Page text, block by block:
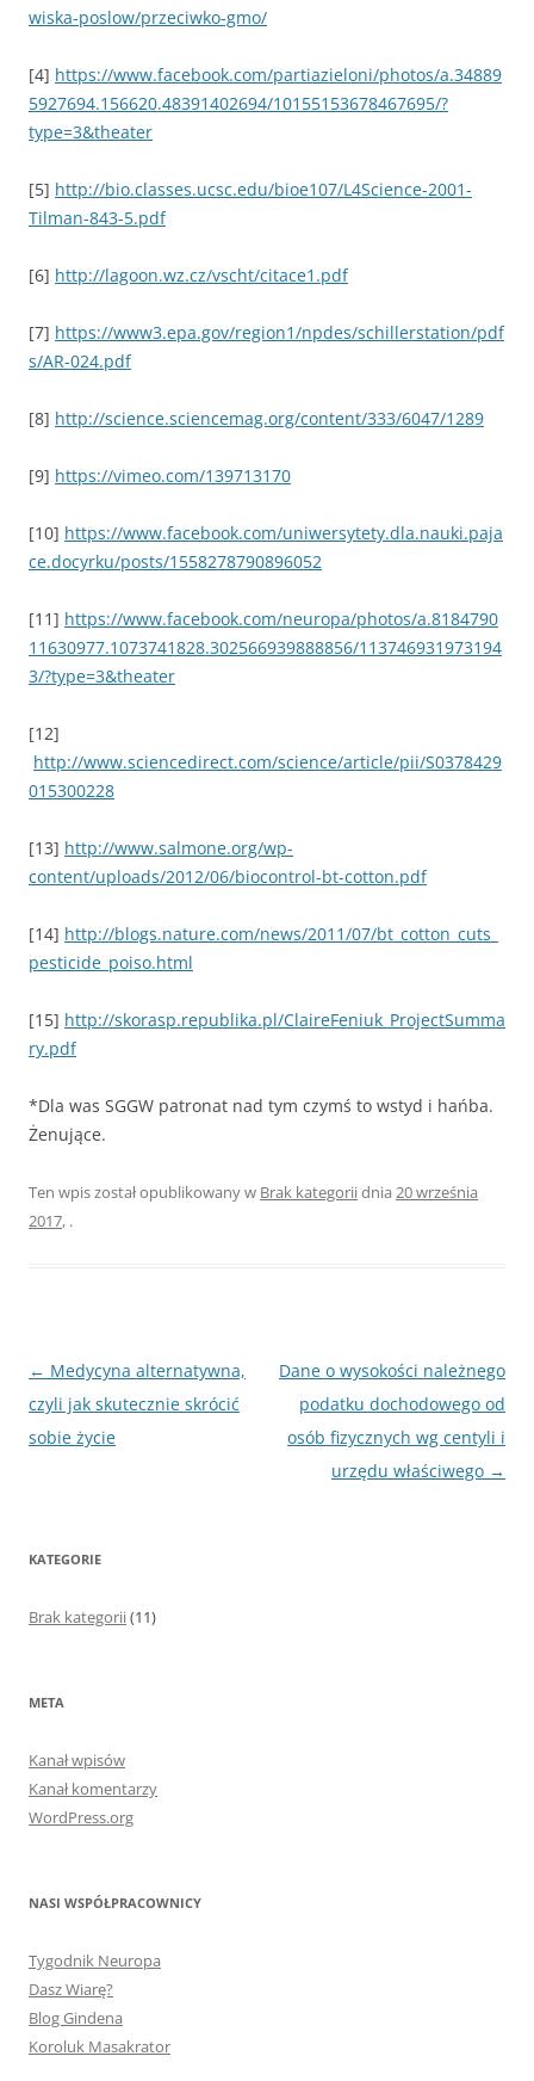
wiska-poslow/przeciwko-gmo/
[4] https://www.facebook.com/partiazieloni/photos/a.34889
5927694.156620.48391402694/10155153678467695/?
type=3&theater
[5] http://bio.classes.ucsc.edu/bioe107/L4Science-2001-
Tilman-843-5.pdf
[6] http://lagoon.wz.cz/vscht/citace1.pdf
[7] https://www3.epa.gov/region1/npdes/schillerstation/pdf
s/AR-024.pdf
[8] http://science.sciencemag.org/content/333/6047/1289
[9] https://vimeo.com/139713170
[10] https://www.facebook.com/uniwersytety.dla.nauki.paja
ce.docyrku/posts/1558278790896052
[11] https://www.facebook.com/neuropa/photos/a.8184790
11630977.1073741828.302566939888856/113746931973194
3/?type=3&theater
[12]
http://www.sciencedirect.com/science/article/pii/S0378429
015300228
[13] http://www.salmone.org/wp-
content/uploads/2012/06/biocontrol-bt-cotton.pdf
[14] http://blogs.nature.com/news/2011/07/bt_cotton_cuts_
pesticide_poiso.html
[15] http://skorasp.republika.pl/ClaireFeniuk_ProjectSumma
ry.pdf
*Dla was SGGW patronat nad tym czymś to wstyd i hańba.
Żenujące.
Ten wpis został opublikowany w Brak kategoriidnia 20 września
2017, .
Nawigacja
wpisu
← Medycyna alternatywna,
czyli jak skutecznie skrócić
sobie życie
Dane o wysokości należnego
podatku dochodowego od
osób fizycznych wg centyli i
urzędu właściwego →
KATEGORIE
Brak kategorii(11)
META
Kanał wpisów
Kanał komentarzy
WordPress.org
NASI WSPÓŁPRACOWNICY
Tygodnik Neuropa
Dasz Wiarę?
Blog Gindena
Koroluk Masakrator